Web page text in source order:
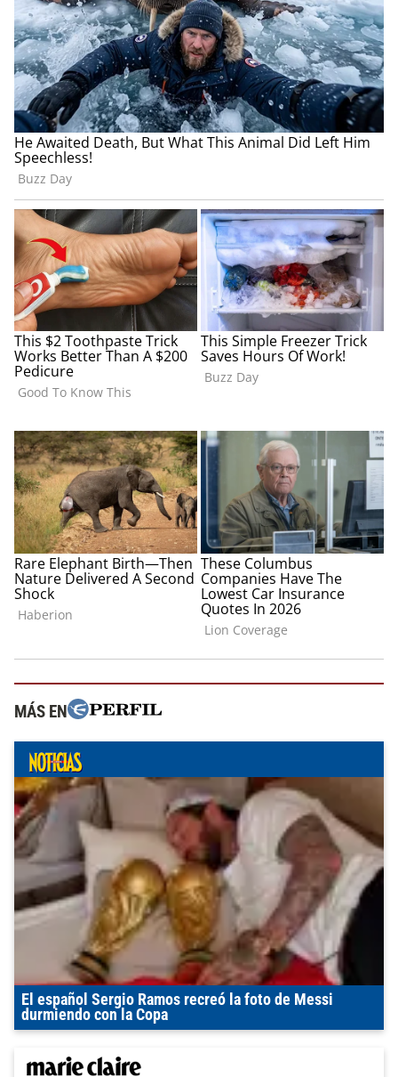
MÁS EN
El español Sergio Ramos recreó la foto de Messi
durmiendo con la Copa